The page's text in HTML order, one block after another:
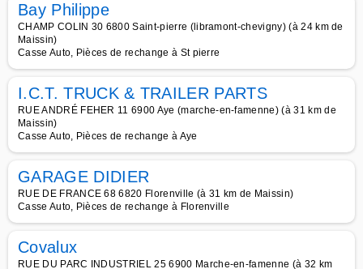
Bay Philippe
CHAMP COLIN 30 6800 Saint-pierre (libramont-chevigny) (à 24 km de
Maissin)
Casse Auto, Pièces de rechange à St pierre
I.C.T. TRUCK & TRAILER PARTS
RUE ANDRÉ FEHER 11 6900 Aye (marche-en-famenne) (à 31 km de
Maissin)
Casse Auto, Pièces de rechange à Aye
GARAGE DIDIER
RUE DE FRANCE 68 6820 Florenville (à 31 km de Maissin)
Casse Auto, Pièces de rechange à Florenville
Covalux
RUE DU PARC INDUSTRIEL 25 6900 Marche-en-famenne (à 32 km